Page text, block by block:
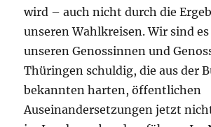
wird – auch nicht durch die
unseren Wahlkreisen. Wir sind
unseren Genossinnen und
Thüringen schuldig, die aus der
bekannten harten, öffentlichen
Auseinandersetzungen jetzt